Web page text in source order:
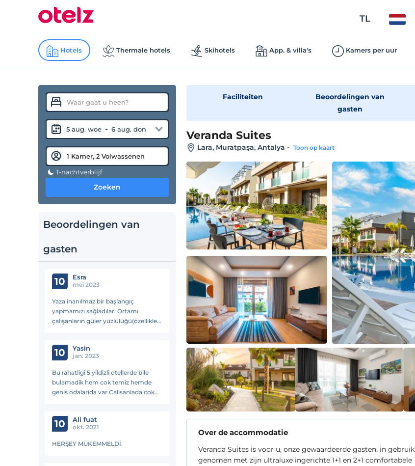
TL
Hotels Thermale hotels Skihotels App. & villa's Kamers per uur
5 aug. woe - 6 aug. don
1-nachtverblijf
Zoeken
Beoordelingen van
gasten
10 Esra
mei 2023
Yaza inanılmaz bir başlangıç
yapmamızı sağladılar. Ortamı,
çalışanların güler yüzlülüğü(özellikle
keyifliydi ki… Yine geleceğiz.
10 Yasin
jan. 2023
Bu rahatligi 5 yildizli otellerde bile
bulamadik hem cok temiz hemde
genis odalarida var Calisanlada cok
10 Ali fuat
okt. 2021
HERŞEY MÜKEMMELDİ.
Faciliteiten
Beoordelingen van
gasten
Veranda Suites
Lara, Muratpaşa, Antalya - Toon op kaart
Over de accommodatie
Veranda Suites is voor u, onze gewaardeerde gasten, in gebruik
genomen met zijn ultraluxe ingerichte 1+1 en 2+1 comfortabele